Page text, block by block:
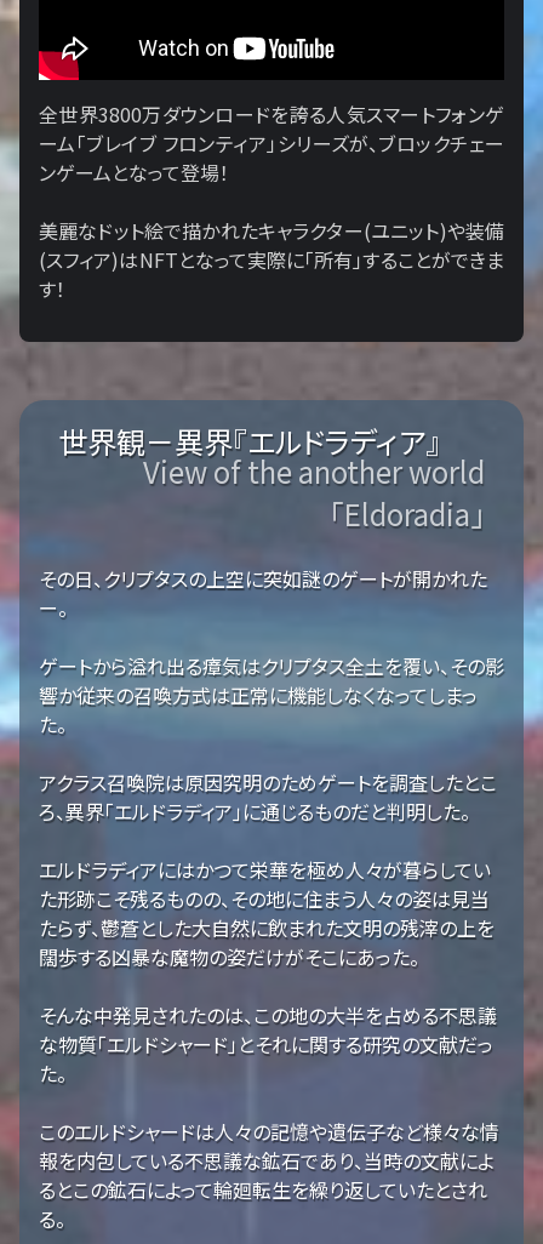
全世界3800万ダウンロードを誇る人気スマートフォンゲ
ーム「ブレイブ フロンティア」シリーズが、ブロックチェー
ンゲームとなって登場！
美麗なドット絵で描かれたキャラクター(ユニット)や装備
(スフィア)はNFTとなって実際に「所有」することができま
す！
世界観－異界『エルドラディア』
View of the another world
「Eldoradia」
その日、クリプタスの上空に突如謎のゲートが開かれた
ー。
ゲートから溢れ出る瘴気はクリプタス全土を覆い、その影
響か従来の召喚方式は正常に機能しなくなってしまっ
た。
アクラス召喚院は原因究明のためゲートを調査したとこ
ろ、異界「エルドラディア」に通じるものだと判明した。
エルドラディアにはかつて栄華を極め人々が暮らしてい
た形跡こそ残るものの、その地に住まう人々の姿は見当
たらず、鬱蒼とした大自然に飲まれた文明の残滓の上を
闊歩する凶暴な魔物の姿だけがそこにあった。
そんな中発見されたのは、この地の大半を占める不思議
な物質「エルドシャード」とそれに関する研究の文献だっ
た。
このエルドシャードは人々の記憶や遺伝子など様々な情
報を内包している不思議な鉱石であり、当時の文献によ
るとこの鉱石によって輪廻転生を繰り返していたとされ
る。